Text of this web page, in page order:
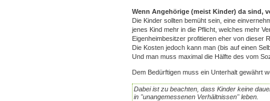
Wenn Angehörige (meist Kinder) da sind,
Die Kinder sollten bemüht sein, eine
jenes Kind mehr in die Pflicht, welches mehr
Eigenheimbesitzer profitieren eher von dieser
Die Kosten jedoch kann man (bis auf einen
Und man muss maximal die Hälfte des vom
Dem Bedürftigen muss ein Unterhalt gewährt
Dabei ist zu beachten, dass Kinder keine
in "unangemessenen Verhältnissen" leben.